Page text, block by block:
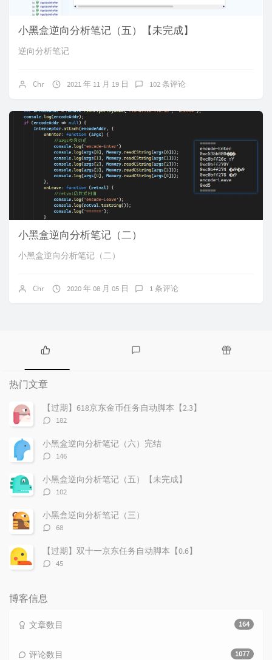
小黑盒逆向分析笔记（五）【未完成】
逆向分析笔记
Chr 2021 年 11 月 19 日 102 条评论
小黑盒逆向分析笔记（二）
小黑盒逆向分析笔记（二）
Chr 2020 年 08 月 05 日 1 条评论
热
门
文
章
论
热门文章
【过期】618京东金币任务自动脚本【2.3】
评
数：
182
小黑盒逆向分析笔记（六）完结
评
数：
146
小黑盒逆向分析笔记（五）【未完成】
评
数：
102
小黑盒逆向分析笔记（三）
评
数：
68
【过期】双十一京东任务自动脚本【0.6】
评
45
博客信息
164
文章数目
1077
评论数目